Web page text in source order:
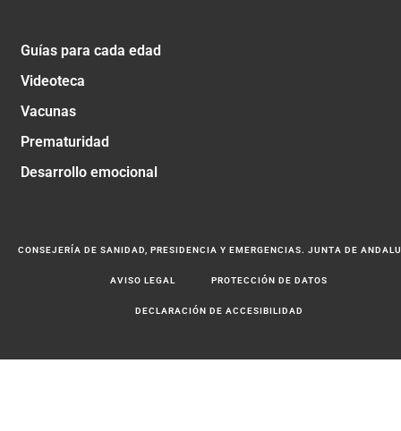
Guías para cada edad
Videoteca
Vacunas
Prematuridad
Desarrollo emocional
CONSEJERÍA DE SANIDAD, PRESIDENCIA Y EMERGENCIAS. JUNTA DE
AVISO LEGAL PROTECCIÓN DE DATOS
DECLARACIÓN DE ACCESIBILIDAD